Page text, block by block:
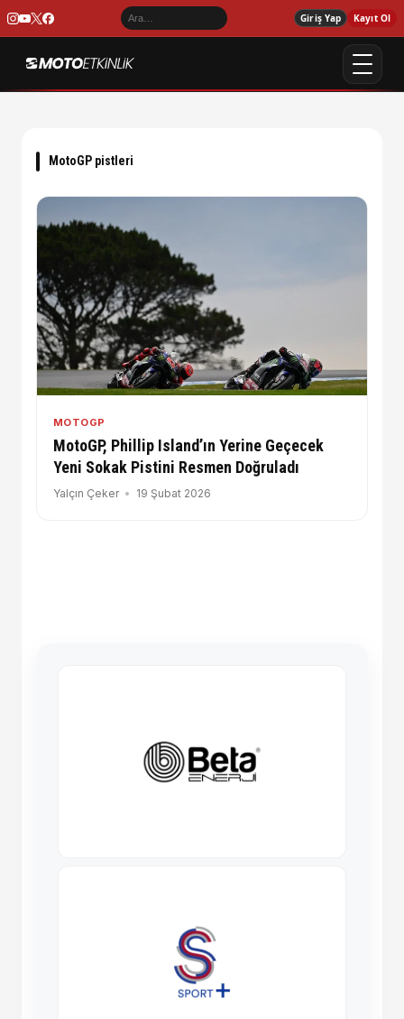
Giriş Yap Kayıt Ol
MotoGP pistleri
MOTOGP
MotoGP, Phillip Island’ın Yerine Geçecek
Yeni Sokak Pistini Resmen Doğruladı
Yalçın Çeker 19 Şubat 2026